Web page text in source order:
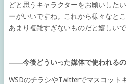
どと思うキャラクターをお願いした
ーがいいですね。これから様々なと
あまり複雑すぎないものだと嬉しいで
――今後どういった媒体で使われるの
WSDのチラシやTwitterでマスコット